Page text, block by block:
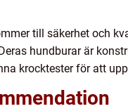
till säkerhet och
hundburar är
krocktester för att